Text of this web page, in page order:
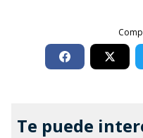
Te puede